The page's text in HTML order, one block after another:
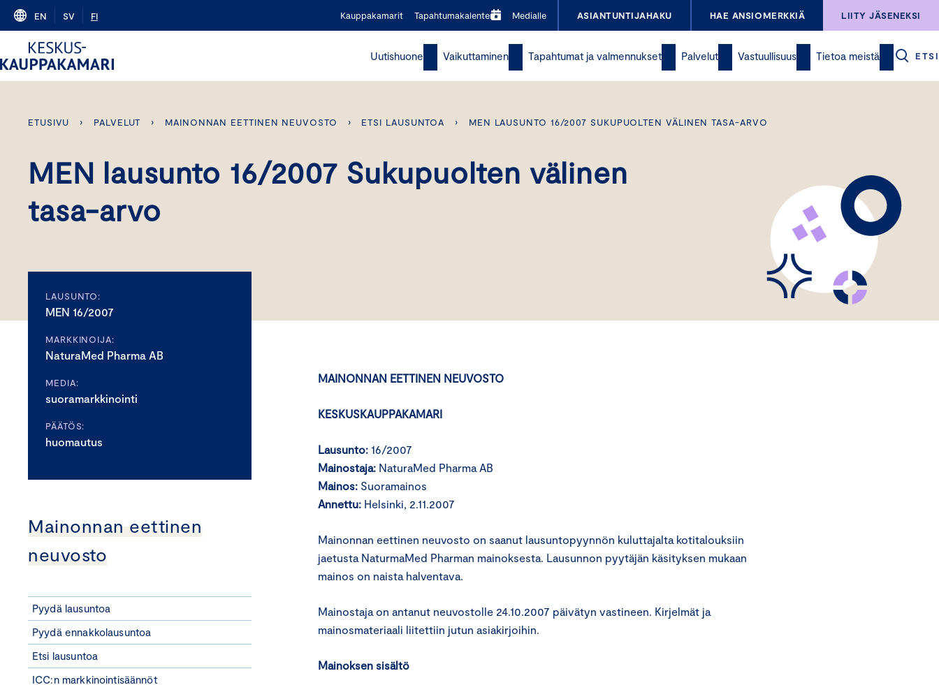
Skip
content
EN SV FI Kauppakamarit Tapahtumakalenteri Medialle ASIANTUNTIJAHAKU HAE ANSIOMERKKIÄ LIITY JÄSENEKSI
Uutishuone Vaikuttaminen Tapahtumat ja valmennukset Palvelut Vastuullisuus Tietoa meistä ETSI
ETUSIVU › PALVELUT › MAINONNAN EETTINEN NEUVOSTO › ETSI LAUSUNTOA › MEN LAUSUNTO 16/2007 SUKUPUOLTEN VÄLINEN TASA-ARVO
MEN lausunto 16/2007 Sukupuolten välinen
tasa-arvo
LAUSUNTO:
MEN 16/2007
MARKKINOIJA:
NaturaMed Pharma AB
MEDIA:
suoramarkkinointi
PÄÄTÖS:
huomautus
Mainonnan eettinen
neuvosto
Pyydä lausuntoa
Pyydä ennakkolausuntoa
Etsi lausuntoa
ICC:n markkinointisäännöt
MAINONNAN EETTINEN NEUVOSTO
KESKUSKAUPPAKAMARI
Lausunto: 16/2007
Mainostaja: NaturaMed Pharma AB
Mainos: Suoramainos
Annettu: Helsinki, 2.11.2007
Mainonnan eettinen neuvosto on saanut lausuntopyynnön kuluttajalta kotitalouksiin
jaetusta NaturmaMed Pharman mainoksesta. Lausunnon pyytäjän käsityksen mukaan
mainos on naista halventava.
Mainostaja on antanut neuvostolle 24.10.2007 päivätyn vastineen. Kirjelmät ja
mainosmateriaali liitettiin jutun asiakirjoihin.
Mainoksen sisältö